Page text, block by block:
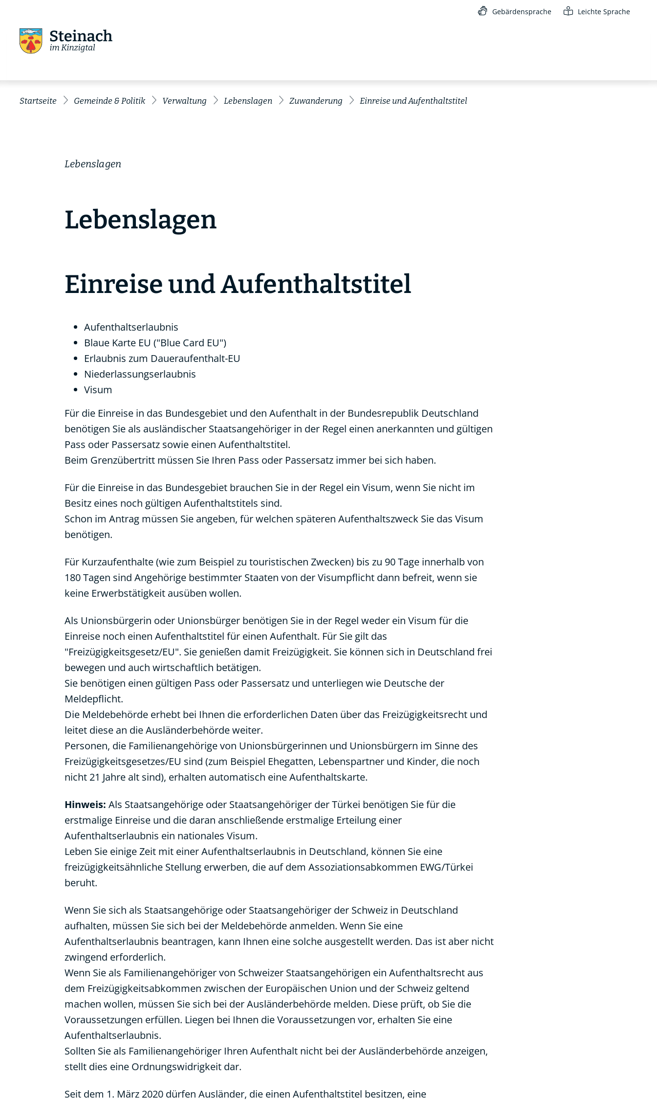
Gebärdensprache Leichte Sprache
Startseite Gemeinde & Politik Verwaltung Lebenslagen Zuwanderung Einreise und Aufenthaltstitel
Lebenslagen
Lebenslagen
Einreise und Aufenthaltstitel
Aufenthaltserlaubnis
Blaue Karte EU ("Blue Card EU")
Erlaubnis zum Daueraufenthalt-EU
Niederlassungserlaubnis
Visum
Für die Einreise in das Bundesgebiet und den Aufenthalt in der Bundesrepublik Deutschland
benötigen Sie als ausländischer Staatsangehöriger in der Regel einen anerkannten und gültigen
Pass oder Passersatz sowie einen Aufenthaltstitel.
Beim Grenzübertritt müssen Sie Ihren Pass oder Passersatz immer bei sich haben.
Für die Einreise in das Bundesgebiet brauchen Sie in der Regel ein Visum, wenn Sie nicht im
Besitz eines noch gültigen Aufenthaltstitels sind.
Schon im Antrag müssen Sie angeben, für welchen späteren Aufenthaltszweck Sie das Visum
benötigen.
Für Kurzaufenthalte (wie zum Beispiel zu touristischen Zwecken) bis zu 90 Tage innerhalb von
180 Tagen sind Angehörige bestimmter Staaten von der Visumpflicht dann befreit, wenn sie
keine Erwerbstätigkeit ausüben wollen.
Als Unionsbürgerin oder Unionsbürger benötigen Sie in der Regel weder ein Visum für die
Einreise noch einen Aufenthaltstitel für einen Aufenthalt. Für Sie gilt das
"Freizügigkeitsgesetz/EU". Sie genießen damit Freizügigkeit. Sie können sich in Deutschland frei
bewegen und auch wirtschaftlich betätigen.
Sie benötigen einen gültigen Pass oder Passersatz und unterliegen wie Deutsche der
Meldepflicht.
Die Meldebehörde erhebt bei Ihnen die erforderlichen Daten über das Freizügigkeitsrecht und
leitet diese an die Ausländerbehörde weiter.
Personen, die Familienangehörige von Unionsbürgerinnen und Unionsbürgern im Sinne des
Freizügigkeitsgesetzes/EU sind (zum Beispiel Ehegatten, Lebenspartner und Kinder, die noch
nicht 21 Jahre alt sind), erhalten automatisch eine Aufenthaltskarte.
Hinweis: Als Staatsangehörige oder Staatsangehöriger der Türkei benötigen Sie für die
erstmalige Einreise und die daran anschließende erstmalige Erteilung einer
Aufenthaltserlaubnis ein nationales Visum.
Leben Sie einige Zeit mit einer Aufenthaltserlaubnis in Deutschland, können Sie eine
freizügigkeitsähnliche Stellung erwerben, die auf dem Assoziationsabkommen EWG/Türkei
beruht.
Wenn Sie sich als Staatsangehörige oder Staatsangehöriger der Schweiz in Deutschland
aufhalten, müssen Sie sich bei der Meldebehörde anmelden. Wenn Sie eine
Aufenthaltserlaubnis beantragen, kann Ihnen eine solche ausgestellt werden. Das ist aber nicht
zwingend erforderlich.
Wenn Sie als Familienangehöriger von Schweizer Staatsangehörigen ein Aufenthaltsrecht aus
dem Freizügigkeitsabkommen zwischen der Europäischen Union und der Schweiz geltend
machen wollen, müssen Sie sich bei der Ausländerbehörde melden. Diese prüft, ob Sie die
Voraussetzungen erfüllen. Liegen bei Ihnen die Voraussetzungen vor, erhalten Sie eine
Aufenthaltserlaubnis.
Sollten Sie als Familienangehöriger Ihren Aufenthalt nicht bei der Ausländerbehörde anzeigen,
stellt dies eine Ordnungswidrigkeit dar.
Seit dem 1. März 2020 dürfen Ausländer, die einen Aufenthaltstitel besitzen, eine